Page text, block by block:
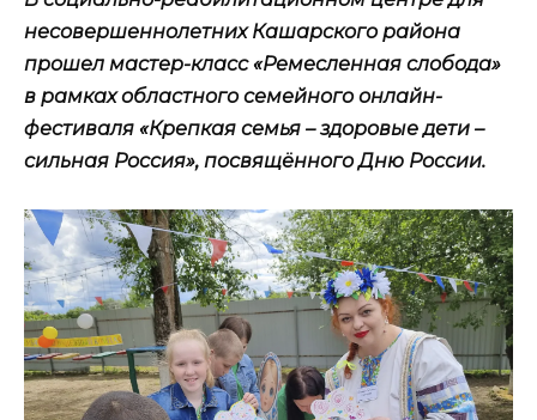
несовершеннолетних Кашарского района
прошел мастер-класс «Ремесленная слобода»
в рамках областного семейного онлайн-
фестиваля «Крепкая семья – здоровые дети –
сильная Россия», посвящённого Дню России.